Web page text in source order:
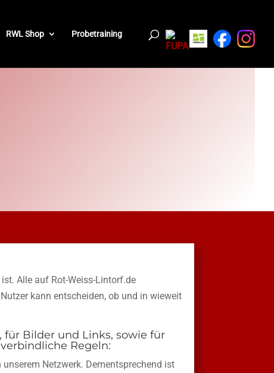
RWL Shop Probetraining
Alle auf Rot-Weiss-Lintorf.de
kann entscheiden, ob und in wieweit
für Bilder und Links, sowie für
Regeln:
Netzwerk. Dementsprechend ist